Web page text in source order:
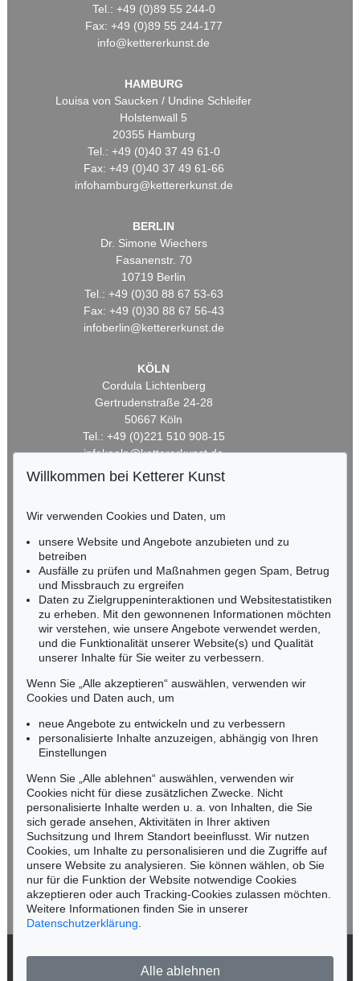
Tel.: +49 (0)89 55 244-0
Fax: +49 (0)89 55 244-177
info@kettererkunst.de
HAMBURG
Louisa von Saucken / Undine Schleifer
Holstenwall 5
20355 Hamburg
Tel.: +49 (0)40 37 49 61-0
Fax: +49 (0)40 37 49 61-66
infohamburg@kettererkunst.de
BERLIN
Dr. Simone Wiechers
Fasanenstr. 70
10719 Berlin
Tel.: +49 (0)30 88 67 53-63
Fax: +49 (0)30 88 67 56-43
infoberlin@kettererkunst.de
KÖLN
Cordula Lichtenberg
Gertrudenstraße 24-28
50667 Köln
Tel.: +49 (0)221 510 908-15
infokoeln@kettererkunst.de
HESSEN
Miriam Heß
Tel.: +49 (0)62 21 58 80-038
Fax: +49 (0)62 21 58 80-595
infoheidelberg@kettererkunst.de
NORDDEUTSCHLAND
Nico Kassel, M.A.
Mobil: +49 (0)171 8618661
n.kassel@kettererkunst.de
Keine Auktion mehr verpassen!
Wir informieren Sie rechtzeitig.
Jetzt zum Newsletter anmelden >
Willkommen bei Ketterer Kunst
Wir verwenden Cookies und Daten, um
unsere Website und Angebote anzubieten und zu
betreiben
Ausfälle zu prüfen und Maßnahmen gegen Spam, Betrug
und Missbrauch zu ergreifen
Daten zu Zielgruppeninteraktionen und Websitestatistiken
zu erheben. Mit den gewonnenen Informationen möchten
wir verstehen, wie unsere Angebote verwendet werden,
und die Funktionalität unserer Website(s) und Qualität
unserer Inhalte für Sie weiter zu verbessern.
Wenn Sie „Alle akzeptieren“ auswählen, verwenden wir
Cookies und Daten auch, um
neue Angebote zu entwickeln und zu verbessern
personalisierte Inhalte anzuzeigen, abhängig von Ihren
Einstellungen
Wenn Sie „Alle ablehnen“ auswählen, verwenden wir
Cookies nicht für diese zusätzlichen Zwecke. Nicht
personalisierte Inhalte werden u. a. von Inhalten, die Sie
sich gerade ansehen, Aktivitäten in Ihrer aktiven
Suchsitzung und Ihrem Standort beeinflusst. Wir nutzen
Cookies, um Inhalte zu personalisieren und die Zugriffe auf
unsere Website zu analysieren. Sie können wählen, ob Sie
nur für die Funktion der Website notwendige Cookies
akzeptieren oder auch Tracking-Cookies zulassen möchten.
Weitere Informationen finden Sie in unserer
Datenschutzerklärung
Alle ablehnen